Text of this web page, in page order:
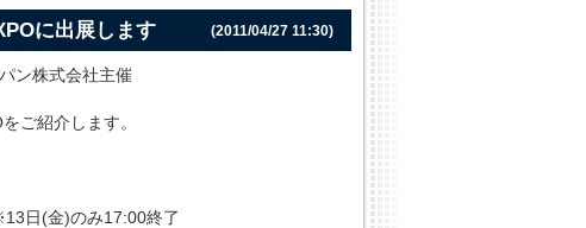
(2011/04/27 11:30)
に出展します
ン株式会社主催
ご紹介します。
日(金)のみ17:00終了